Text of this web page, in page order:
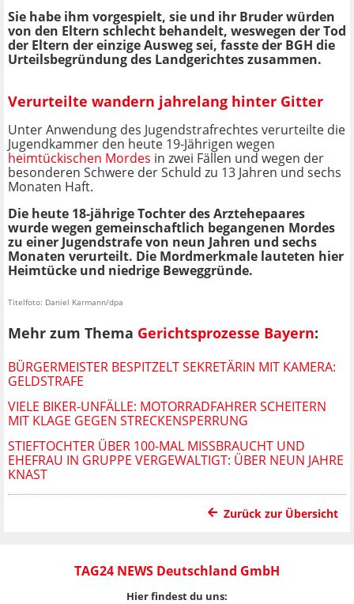
Sie habe ihm vorgespielt, sie und ihr Bruder würden
von den Eltern schlecht behandelt, weswegen der Tod
der Eltern der einzige Ausweg sei, fasste der BGH die
Urteilsbegründung des Landgerichtes zusammen.
Verurteilte wandern jahrelang hinter Gitter
Unter Anwendung des Jugendstrafrechtes verurteilte die
Jugendkammer den heute 19-Jährigen wegen
heimtückischen Mordes in zwei Fällen und wegen der
besonderen Schwere der Schuld zu 13 Jahren und sechs
Monaten Haft.
Die heute 18-jährige Tochter des Arztehepaares
wurde wegen gemeinschaftlich begangenen Mordes
zu einer Jugendstrafe von neun Jahren und sechs
Monaten verurteilt. Die Mordmerkmale lauteten hier
Heimtücke und niedrige Beweggründe.
Titelfoto: Daniel Karmann/dpa
Mehr zum Thema Gerichtsprozesse Bayern:
BÜRGERMEISTER BESPITZELT SEKRETÄRIN MIT KAMERA:
GELDSTRAFE
VIELE BIKER-UNFÄLLE: MOTORRADFAHRER SCHEITERN
MIT KLAGE GEGEN STRECKENSPERRUNG
STIEFTOCHTER ÜBER 100-MAL MISSBRAUCHT UND
EHEFRAU IN GRUPPE VERGEWALTIGT: ÜBER NEUN JAHRE
KNAST
Zurück zur Übersicht
TAG24 NEWS Deutschland GmbH
Hier findest du uns: